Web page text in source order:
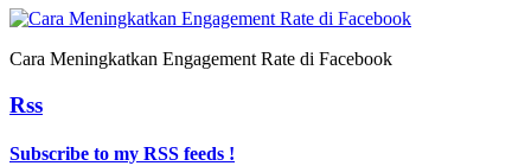
Meningkatkan
Rate
Cara Meningkatkan Engagement Rate di Facebook
Rss
Subscribe to my RSS feeds !